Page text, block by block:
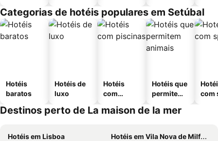
Categorias de hotéis populares em Setúbal
Hotéis
baratos
Hotéis de
luxo
Hotéis
com
Hotéis que
permitem
com
Destinos perto de La maison de la mer
Hotéis em Lisboa
Hotéis em Vila Nova de Milfontes